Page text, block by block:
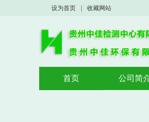
设为首页 收藏网站
首页 公司简